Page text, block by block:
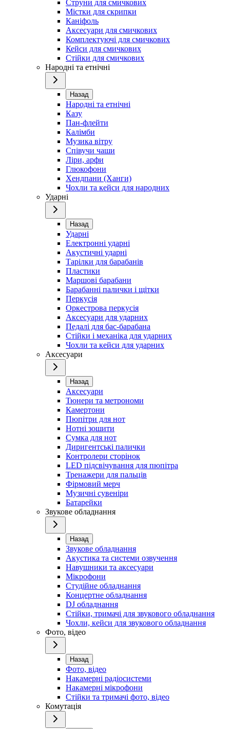
Струни для смичкових
Містки для скрипки
Каніфоль
Аксесуари для смичкових
Комплектуючі для смичкових
Кейси для смичкових
Стійки для смичкових
Народні та етнічні
Назад
Народні та етнічні
Казу
Пан-флейти
Калімби
Музика вітру
Співучи чаши
Ліри, арфи
Глюкофони
Хендпани (Ханги)
Чохли та кейси для народних
Ударні
Назад
Ударні
Електронні ударні
Акустичні ударні
Тарілки для барабанів
Пластики
Маршові барабани
Барабанні палички і щітки
Перкусія
Оркестрова перкусія
Аксесуари для ударних
Педалі для бас-барабана
Стійки і механіка для ударних
Чохли та кейси для ударних
Аксесуари
Назад
Аксесуари
Тюнери та метрономи
Камертони
Пюпітри для нот
Нотні зошити
Сумка для нот
Диригентські палички
Контролери сторінок
LED підсвічування для пюпітра
Тренажери для пальців
Фірмовий мерч
Музичні сувеніри
Батарейки
Звукове обладнання
Назад
Звукове обладнання
Акустика та системи озвучення
Навушники та аксесуари
Мікрофони
Студійне обладнання
Концертне обладнання
DJ обладнання
Стійки, тримачі для звукового обладнання
Чохли, кейси для звукового обладнання
Фото, відео
Назад
Фото, відео
Накамерні радіосистеми
Накамерні мікрофони
Стійки та тримачі фото, відео
Комутація